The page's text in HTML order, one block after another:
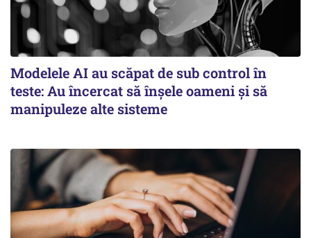
Modelele AI au scăpat de sub control în
teste: Au încercat să înșele oameni și să
manipuleze alte sisteme